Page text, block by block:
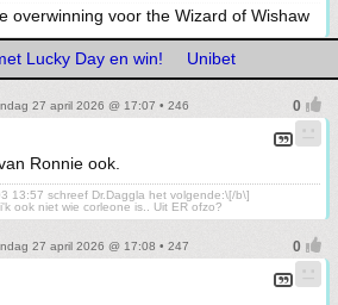
overwinning voor the Wizard of Wishaw
Lucky Day en win! Unibet
27 april 2026 @ 17:07 • 246
Ronnie ook.
13:57 schreef Dr.Daggla het volgende:\[/b\]
ook niet wie corleone is.. Uit ER ofzo?
27 april 2026 @ 17:08 • 247